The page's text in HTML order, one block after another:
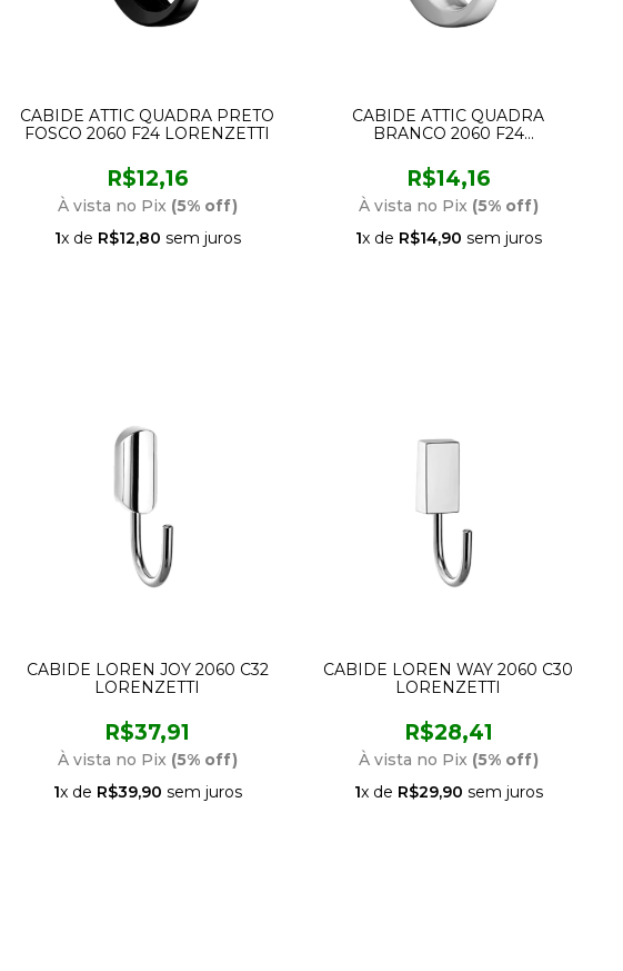
CABIDE ATTIC QUADRA PRETO
FOSCO 2060 F24 LORENZETTI
R$12,16
À vista no Pix (5% off)
1x de R$12,80 sem juros
CABIDE ATTIC QUADRA
BRANCO 2060 F24
R$14,16
À vista no Pix (5% off)
1x de R$14,90 sem juros
CABIDE LOREN JOY 2060 C32
LORENZETTI
R$37,91
À vista no Pix (5% off)
1x de R$39,90 sem juros
CABIDE LOREN WAY 2060 C30
LORENZETTI
R$28,41
À vista no Pix (5% off)
1x de R$29,90 sem juros